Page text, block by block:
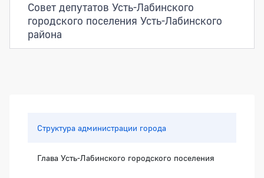
Совет депутатов Усть-Лабинского
городского поселения Усть-Лабинского
района
Структура администрации города
Глава Усть-Лабинского городского поселения